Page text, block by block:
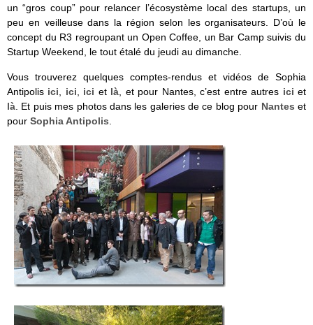
un “gros coup” pour relancer l’écosystème local des startups, un
peu en veilleuse dans la région selon les organisateurs. D’où le
concept du R3 regroupant un Open Coffee, un Bar Camp suivis du
Startup Weekend, le tout étalé du jeudi au dimanche.
Vous trouverez quelques comptes-rendus et vidéos de Sophia
Antipolis ici ici ici et là , et pour Nantes, c’est entre autres ici et
là . Et puis mes photos dans les galeries de ce blog pour Nantes et
pour Sophia Antipolis